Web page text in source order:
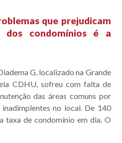
que prejudicam
dos condomínios é a
G, localizado na Grande
CDHU, sofreu com falta de
das áreas comuns por
no local. De 140
taxa de condomínio em dia. O